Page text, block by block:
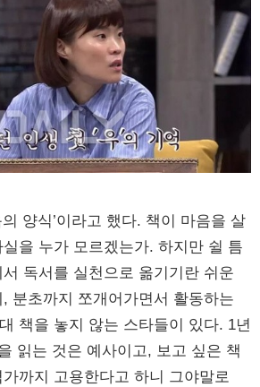
#정소민
양식’이라고 했다. 책이 마음을 살
을 누가 모르겠는가. 하지만 쉴 틈
독서를 실천으로 옮기기란 쉬운
분초까지 쪼개어가면서 활동하는
책을 놓지 않는 스타들이 있다. 1년
읽는 것은 예사이고, 보고 싶은 책
까지 고용한다고 하니 그야말로